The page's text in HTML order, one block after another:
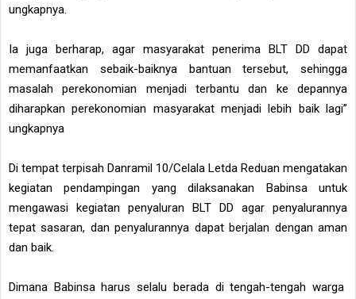
ungkapnya.
Ia juga berharap, agar masyarakat penerima BLT DD dapat
memanfaatkan sebaik-baiknya bantuan tersebut, sehingga
masalah perekonomian menjadi terbantu dan ke depannya
diharapkan perekonomian masyarakat menjadi lebih baik lagi”
ungkapnya
Di tempat terpisah Danramil 10/Celala Letda Reduan mengatakan
kegiatan pendampingan yang dilaksanakan Babinsa untuk
mengawasi kegiatan penyaluran BLT DD agar penyalurannya
tepat sasaran, dan penyalurannya dapat berjalan dengan aman
dan baik.
Dimana Babinsa harus selalu berada di tengah-tengah warga